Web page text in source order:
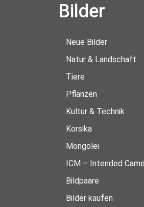
Bilder
Neue Bilder
Natur & Landschaft
Tiere
Pflanzen
Kultur & Technik
Korsika
Mongolei
ICM – Intended
Bildpaare
Bilder kaufen